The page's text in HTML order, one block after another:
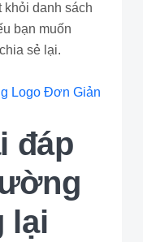
khỏi danh sách
bạn muốn
sẻ lại.
Logo Đơn Giản
đáp
lại